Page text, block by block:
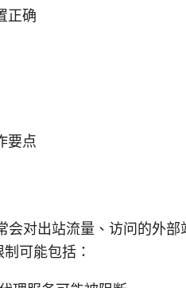
正确
要点
会对出站流量、访问的外
可能包括：